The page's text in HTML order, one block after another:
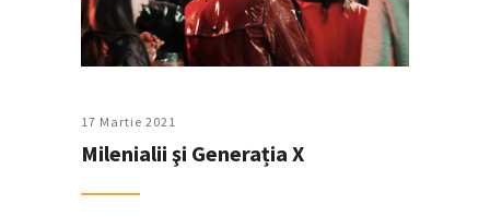
17 Martie 2021
Milenialii şi Generația X